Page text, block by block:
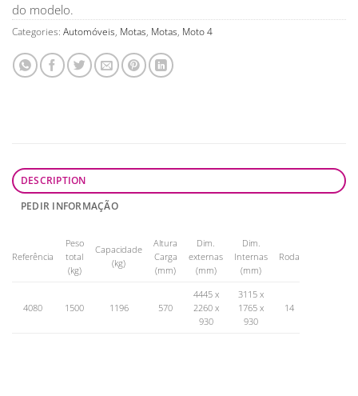
do modelo.
Categories: Automóveis, Motas, Motas, Moto 4
DESCRIPTION
PEDIR INFORMAÇÃO
Referência
Peso
total
(kg)
Capacidade
(kg)
Altura
Carga
(mm)
Dim.
externas
(mm)
Dim.
Internas
(mm)
Roda
4080 1500 1196 570
4445 x
2260 x
930
3115 x
1765 x
930
14